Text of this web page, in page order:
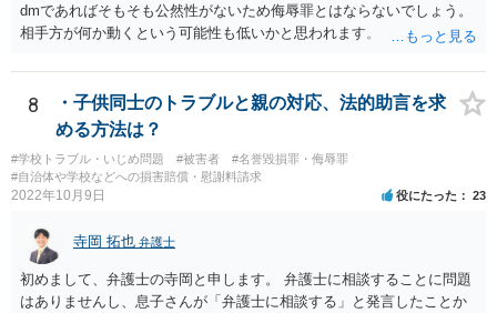
dmであればそもそも公然性がないため侮辱罪とはならないでしょう。
相手方が何か動くという可能性も低いかと思われます。
8
・子供同士のトラブルと親の対応、法的助言を求
める方法は？
#学校トラブル・いじめ問題 #被害者
#名誉毀損罪・侮辱罪
#自治体や学校などへの損害賠償・慰謝料請求
2022年10月9日 役にたった 23
寺岡 拓也 弁護士
初めまして、弁護士の寺岡と申します。 弁護士に相談することに問題
はありませんし、息子さんが「弁護士に相談する」と発言したことか